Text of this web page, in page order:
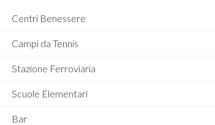
Centri Benessere
Campi da Tennis
Stazione Ferroviaria
Scuole Elementari
Bar